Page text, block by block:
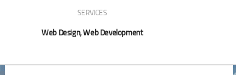
SERVICES
Web Design, Web Development